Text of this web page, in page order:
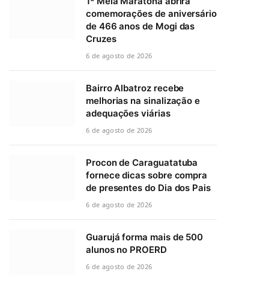
comemorações de aniversário
de 466 anos de Mogi das
Cruzes
6 de agosto de 2026
Bairro Albatroz recebe
melhorias na sinalização e
adequações viárias
6 de agosto de 2026
Procon de Caraguatatuba
fornece dicas sobre compra
de presentes do Dia dos Pais
6 de agosto de 2026
Guarujá forma mais de 500
alunos no PROERD
6 de agosto de 2026